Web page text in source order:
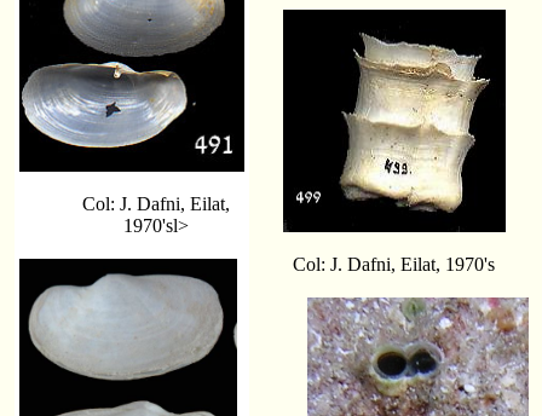
Col: J. Dafni, Eilat,
1970'sl>
Col: J. Dafni, Eilat, 1970's